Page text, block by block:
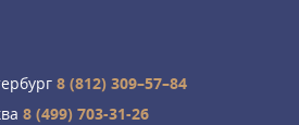
8 (812) 309–57–84
8 (499) 703-31-26